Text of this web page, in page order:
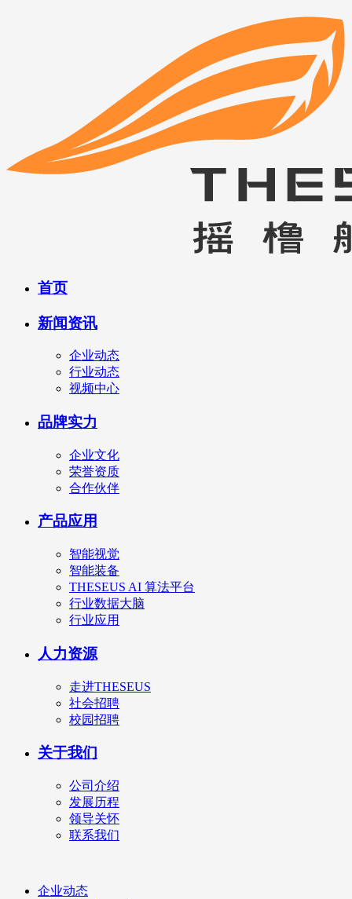
首页
新闻资讯
企业动态
行业动态
视频中心
品牌实力
企业文化
荣誉资质
合作伙伴
产品应用
智能视觉
智能装备
THESEUS AI 算法平台
行业数据大脑
行业应用
人力资源
走进THESEUS
社会招聘
校园招聘
关于我们
公司介绍
发展历程
领导关怀
联系我们
企业动态